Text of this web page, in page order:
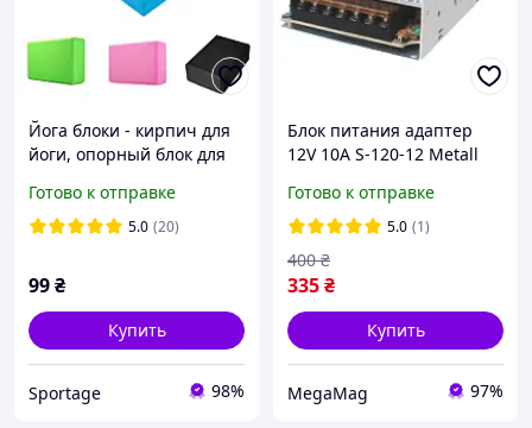
Йога блоки - кирпич для
йоги, опорный блок для
(EVA) цвета в
ассортименте
Готово к отправке
5.0 (20)
99₴
Купить
Sportage 98%
Блок питания адаптер
12V 10A S-120-12 Metall
Готово к отправке
5.0 (1)
335₴
400 ₴
Купить
MegaMag 97%